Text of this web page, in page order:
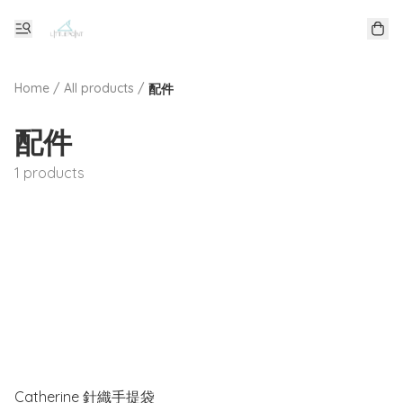
Home / All products / 配件
配件
1 products
Catherine 針織手提袋